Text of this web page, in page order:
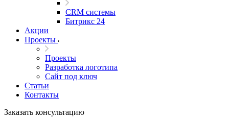
CRM системы
Битрикс 24
Акции
Проекты
Проекты
Разработка логотипа
Сайт под ключ
Статьи
Контакты
Заказать консультацию